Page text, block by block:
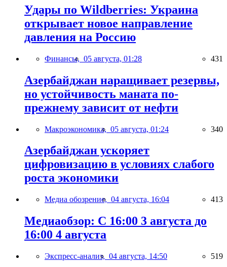
Удары по Wildberries: Украина
открывает новое направление
давления на Россию
Финансы, 05 августа, 01:28 431
Азербайджан наращивает резервы,
но устойчивость маната по-
прежнему зависит от нефти
Макроэкономика, 05 августа, 01:24 340
Азербайджан ускоряет
цифровизацию в условиях слабого
роста экономики
Медиа обозрение, 04 августа, 16:04 413
Медиаобзор: С 16:00 3 августа до
16:00 4 августа
Экспресс-анализ, 04 августа, 14:50 519